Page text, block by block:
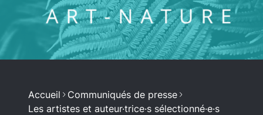
Accueil
Communiqués de presse
Les artistes et auteur·trice·s sélectionné·e·s